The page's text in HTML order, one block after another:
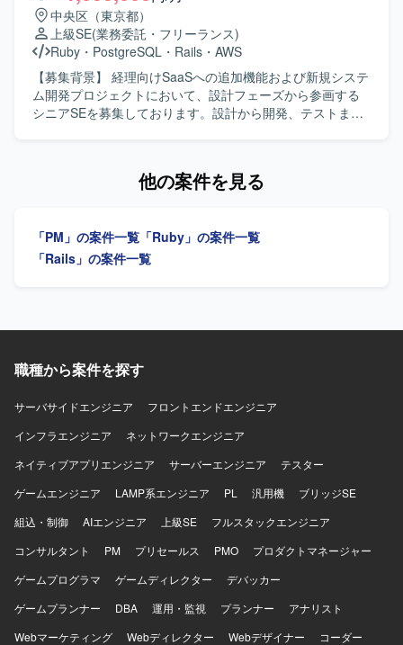
ら考えて推進できる方や、各案件について表層的な機能理
解にとどまらず、用いられている技術や直面した課題、そ
の対応策といった思考プロセスまで踏み込んで考えられる
方を歓迎いたします。 【ポジションの魅力】 グロース型の
小規模案件が多く、事業やプロダクトへの理解を深めなが
ら、継続的な改善や機能追加を通じてユーザー価値の向上
ーマンス改善など技術的な意思決定にも主体的に関わるこ
いていただけます。 【開発環境】 バックエンドはRuby、
Ruby on Railsを中心とし、フロントエンドには
CloudFront、ElastiCache、WAFなど）上に構築されてお
データベースはMySQL、Redis、Elasticsearchを利用し、
Nginxを用いた構成となっております。開発フローでは
Github、GitHub ActionsやJenkins、Slackを活用し、
Datadog、Fluentd、BigQuery、Redashなどによるモニタ
リングやデータ分析の仕組みが整っております。
～5人程度のチームでアジャイルな機能開発およびコード管
理・プロジェクト推進を行っていただきます。要件定義か
ら基本設計、詳細設計、実装、テスト、運用・保守、プロ
ダクト改良まで一貫して関わっていただきます。 【求める
人物像】 システム全体の設計や仕組みづくり、アーキテク
チャの選定に主体的に挑戦したい方を求めています。新し
いプロダクトを0→1で育てる過程に興味があり、スタート
魅力】 環境負荷可視化という社会的意義の高い領域で、自
中で、クライアントの声を直接プロダクトに反映させる経
験を積むことができ、GCP（Vertex AI等）や最新のAIコー
7系を利用しています。DBはMySQL 8系、コンテナは
SES, WAF, S3等）およびGCP（Vertex AIなど）を組み合わ
せ、CIにはCircleCIを利用しています。開発ツールとして
GitHub, Github Projects, Notion, Teams, Slack, Google
Meet、AIコーディングツールとしてVisual Studio Code,
Cursor, Claude Code, Gemini CLIを使用しています。
中央区（東京都）
上級SE(業務委託・フリーランス)
Ruby ・ PostgreSQL ・ Rails ・ AWS
【募集背景】 経理向けSaaSへの追加機能および新規システ
ム開発プロジェクトにおいて、設計フェーズから参画する
シニアSEを募集しております。設計から開発、テストまで
整理・起票、関係者との解消推進）を主担当として実施い
的で保守性の高い設計・実装や、必要に応じた技術検証・
PoCを実施していただきます。プロダクトチームや関係各
継ぎ資料のキャッチアップも行っていただきます。 【求め
に進められる方を求めております。実装だけでなく、ドキ
ュメントや資料作成、関係者調整もプロジェクトの価値と
捉えられる方を歓迎いたします。顧客およびチーム双方と
丁寧に連携し、多数の関係者を尊重しながら進められる方
を想定しております。ドメイン知識や業務ロジックを素早
ボトルネックを自発的に発見し、解決までの道筋を示せる
方にご活躍いただけます。 【ポジションの魅力】 経理向け
ェーズからテストまで一貫して関わることができるポジシ
ョンです。多数のステークホルダーと連携しながら、設計
品質の担保とプロジェクト推進を主導する経験を積むこと
ができます。Ruby on RailsやAWS、生成AIを活用した開
中心の業務に携わることができます。 【開発環境】 バック
エンドはGo、Ruby on Rails、Unicorn、Nginx、
他の案件を見る
「PM」の案件一覧 「Ruby」の案件一覧
「Rails」の案件一覧
職種から案件を探す
サーバサイドエンジニア
フロントエンドエンジニア
インフラエンジニア
ネットワークエンジニア
ネイティブアプリエンジニア
サーバーエンジニア
テスター
ゲームエンジニア
LAMP系エンジニア PL 汎用機
ブリッジSE
組込・制御
AIエンジニア 上級SE
フルスタックエンジニア
コンサルタント
PM プリセールス PMO
プロダクトマネージャー
ゲームプログラマ
ゲームディレクター
デバッカー
ゲームプランナー
DBA 運用・監視 プランナー
アナリスト
Webマーケティング
Webディレクター Webデザイナー
コーダー